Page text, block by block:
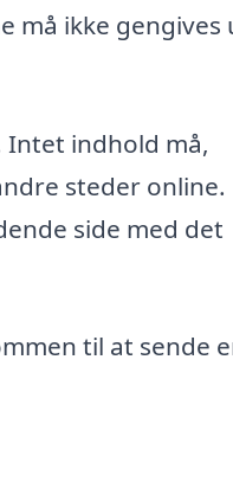
må ikke gengives
Intet indhold må,
steder
side med det
til at sende